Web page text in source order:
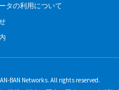
タの利用について
BAN Networks. All rights reserved.